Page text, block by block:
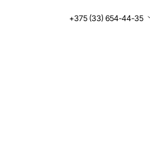
+375 (33) 654-44-35